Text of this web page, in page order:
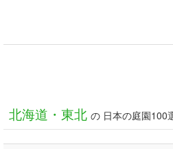
北海道・東北 の 日本の庭園100